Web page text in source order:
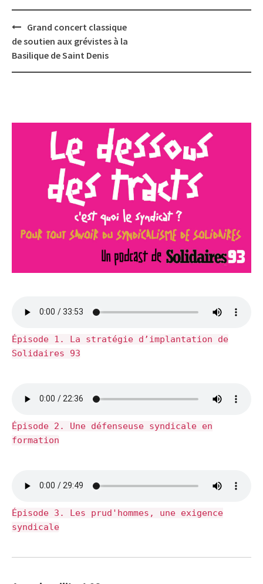
Post
navigation
Grand concert classique
de soutien aux grévistes à la
Basilique de Saint Denis
Épisode 1. La stratégie d’implantation de
Solidaires 93
Épisode 2. Une défenseuse syndicale en
formation
Épisode 3. Les prud'hommes, une exigence
syndicale